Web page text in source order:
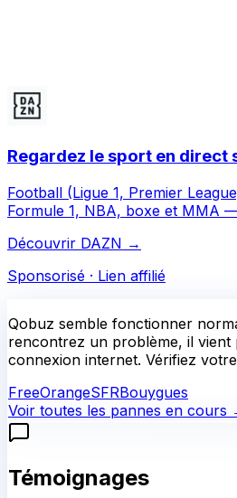
Regardez le sport en direct
Football (Ligue 1, Premier
Formule 1, NBA, boxe et MMA
Découvrir DAZN →
Sponsorisé · Lien affilié
Qobuz semble fonctionner
rencontrez un problème, il vient
connexion internet. Vérifiez
FreeOrangeSFRBouygues
Voir toutes les pannes en cours
Témoignages